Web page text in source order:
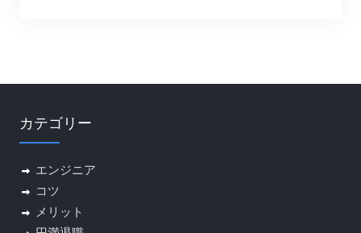
カテゴリー
エンジニア
コツ
メリット